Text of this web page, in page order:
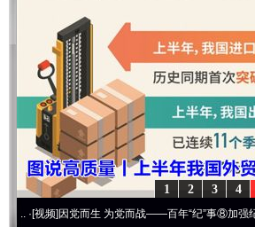
4
3
2
1
因党而生 为党而战——百年“纪”事⑧加强纪律..·[视频]